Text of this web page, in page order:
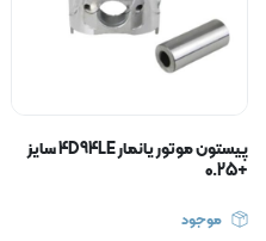
پیستون موتور یانمار 4D94LE سایز
+0.25
موجود